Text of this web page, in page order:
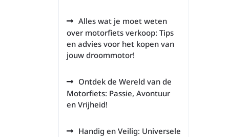
Alles wat je moet weten
over motorfiets verkoop: Tips
en advies voor het kopen van
jouw droommotor!
Ontdek de Wereld van de
Motorfiets: Passie, Avontuur
en Vrijheid!
Handig en Veilig: Universele